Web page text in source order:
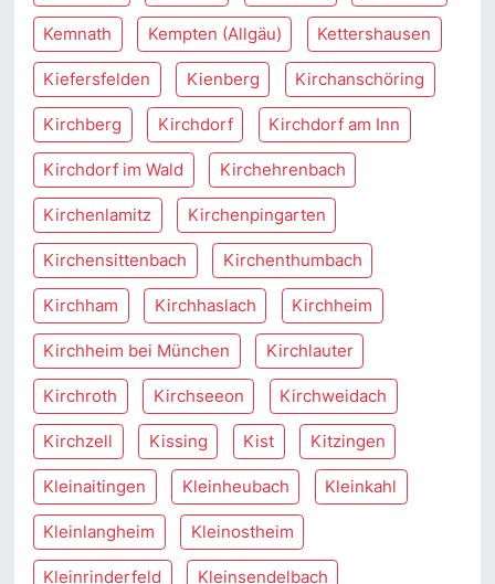
Kemnath Kempten (Allgäu) Kettershausen
Kiefersfelden Kienberg Kirchanschöring
Kirchberg Kirchdorf Kirchdorf am Inn
Kirchdorf im Wald Kirchehrenbach
Kirchenlamitz Kirchenpingarten
Kirchensittenbach Kirchenthumbach
Kirchham Kirchhaslach Kirchheim
Kirchheim bei München Kirchlauter
Kirchroth Kirchseeon Kirchweidach
Kirchzell Kissing Kist Kitzingen
Kleinaitingen Kleinheubach Kleinkahl
Kleinlangheim Kleinostheim
Kleinrinderfeld Kleinsendelbach